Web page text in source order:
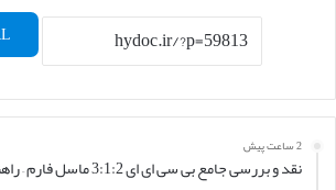
2 ساعت پیش
نقد و بررسی جامع بی سی ای ای 3:1:2 ماسل فارم – راهنمای خرید